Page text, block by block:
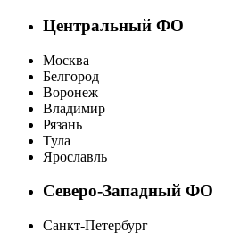
Центральный ФО
Москва
Белгород
Воронеж
Владимир
Рязань
Тула
Ярославль
Северо-Западный ФО
Санкт-Петербург